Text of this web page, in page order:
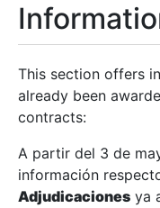
Show/Hide
Show/Hide
This section offers
already been
contracts:
A partir del 3 de
información
Adjudicaciones ya